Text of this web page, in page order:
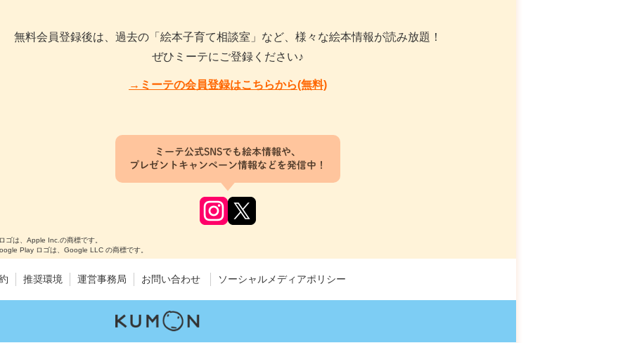
無料会員登録後は、過去の「絵本子育て相談室」など、様々な絵本情報が読み放題！
ぜひミーテにご登録ください♪
→ミーテの会員登録はこちらから(無料)
ミーテ公式SNSでも絵本情報や、
プレゼントキャンペーン情報などを発信中！
は、Apple Inc.の商標です。
Play ロゴは、Google LLC の商標です。
推奨環境 運営事務局 お問い合わせ ソーシャルメディアポリシー